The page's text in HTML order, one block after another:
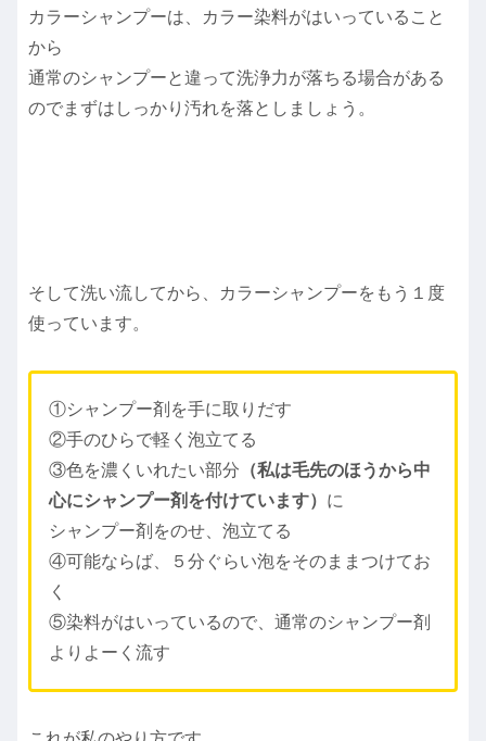
カラーシャンプーは、カラー染料がはいっていること
から
通常のシャンプーと違って洗浄力が落ちる場合がある
のでまずはしっかり汚れを落としましょう。
そして洗い流してから、カラーシャンプーをもう１度
使っています。
①シャンプー剤を手に取りだす
②手のひらで軽く泡立てる
③色を濃くいれたい部分 （私は毛先のほうから中
心にシャンプー剤を付けています） に
シャンプー剤をのせ、泡立てる
④可能ならば、５分ぐらい泡をそのままつけてお
く
⑤染料がはいっているので、通常のシャンプー剤
よりよーく流す